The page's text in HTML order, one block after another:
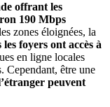
offrant les
190 Mbps
zones éloignées, la
foyers ont accès à
en ligne locales
Cependant, être une
peuvent